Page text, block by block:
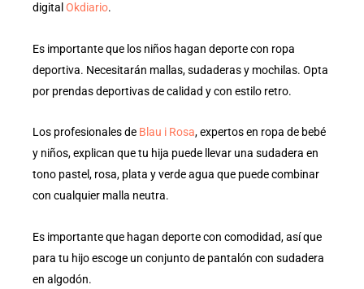
digital Okdiario.
Es importante que los niños hagan deporte con ropa
deportiva. Necesitarán mallas, sudaderas y mochilas. Opta
por prendas deportivas de calidad y con estilo retro.
Los profesionales de Blau i Rosa, expertos en ropa de bebé
y niños, explican que tu hija puede llevar una sudadera en
tono pastel, rosa, plata y verde agua que puede combinar
con cualquier malla neutra.
Es importante que hagan deporte con comodidad, así que
para tu hijo escoge un conjunto de pantalón con sudadera
en algodón.